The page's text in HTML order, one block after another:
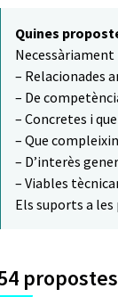
Quines
Necessàriament
– Relacionades
– De
– Concretes i
– Que
– D’interès
– Viables
Els suports a
propostes